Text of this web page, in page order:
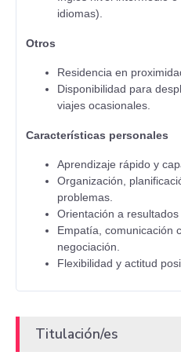
idiomas).
Otros
Residencia en
Disponibilidad para
viajes ocasionales.
Características personales
Aprendizaje rápido y
Organización,
problemas.
Orientación a resultados
Empatía, comunicación
negociación.
Flexibilidad y actitud
Titulación/es